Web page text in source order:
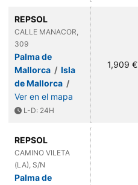
REPSOL
CALLE MANACOR,
309
Palma de
Mallorca / Isla
de Mallorca /
Ver en el mapa
L-D: 24H
1,909 €
REPSOL
CAMINO VILETA
(LA), S/N
Palma de